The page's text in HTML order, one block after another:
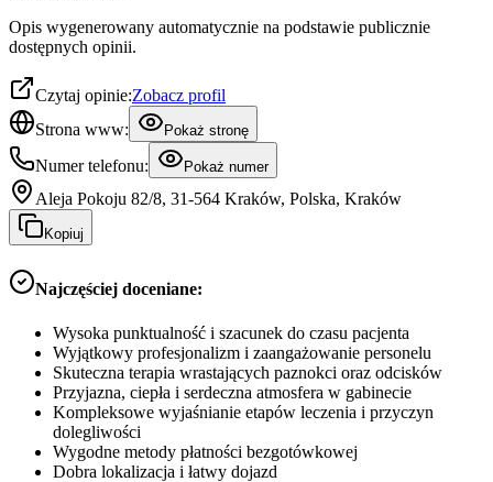
Opis wygenerowany automatycznie na podstawie publicznie
dostępnych opinii.
Czytaj opinie:Zobacz profil
Strona www:
Pokaż stronę
Numer telefonu: Pokaż numer
Aleja Pokoju 82/8, 31-564 Kraków, Polska, Kraków
Kopiuj
Najczęściej doceniane:
Wysoka punktualność i szacunek do czasu pacjenta
Wyjątkowy profesjonalizm i zaangażowanie personelu
Skuteczna terapia wrastających paznokci oraz odcisków
Przyjazna, ciepła i serdeczna atmosfera w gabinecie
Kompleksowe wyjaśnianie etapów leczenia i przyczyn
dolegliwości
Wygodne metody płatności bezgotówkowej
Dobra lokalizacja i łatwy dojazd